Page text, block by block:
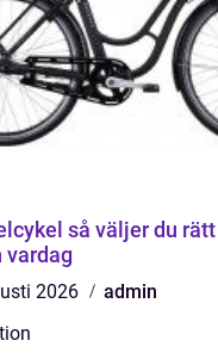
du rätt modell
vardag
2026
admin